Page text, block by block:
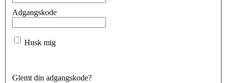
Adgangskode
Husk mig
Glemt din adgangskode?